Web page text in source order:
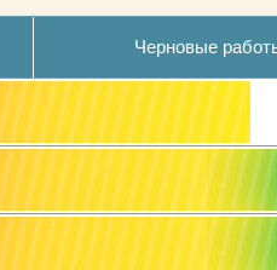
Черновые